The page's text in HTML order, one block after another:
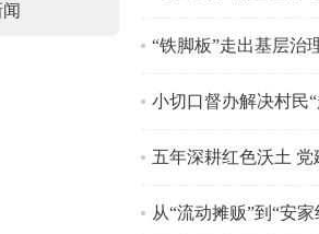
“铁脚板”走出基层治
小切口督办解决村民
五年深耕红色沃土
从“流动摊贩”到“安家